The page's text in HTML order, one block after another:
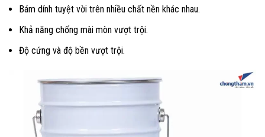
Bám dính tuyệt vời trên nhiều chất nền khác nhau.
Khả năng chống mài mòn vượt trội.
Độ cứng và độ bền vượt trội.